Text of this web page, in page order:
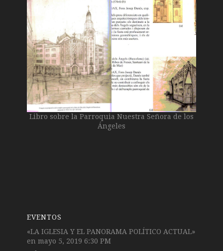
Libro sobre la Parroquia Nuestra Señora de los
Ángeles
EVENTOS
«LA IGLESIA Y EL PANORAMA POLÍTICO ACTUAL»
en mayo 5, 2019 6:30 PM